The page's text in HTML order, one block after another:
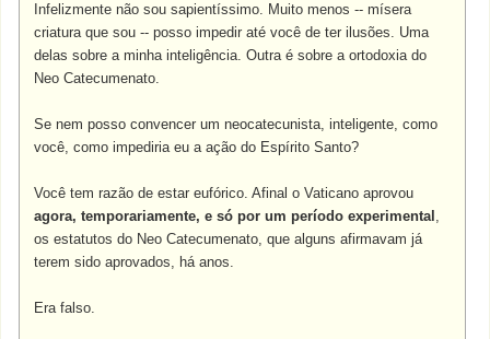
Infelizmente não sou sapientíssimo. Muito menos -- mísera
criatura que sou -- posso impedir até você de ter ilusões. Uma
delas sobre a minha inteligência. Outra é sobre a ortodoxia do
Neo Catecumenato.
Se nem posso convencer um neocatecunista, inteligente, como
você, como impediria eu a ação do Espírito Santo?
Você tem razão de estar eufórico. Afinal o Vaticano aprovou
agora, temporariamente, e só por um período experimental ,
os estatutos do Neo Catecumenato, que alguns afirmavam já
terem sido aprovados, há anos.
Era falso.